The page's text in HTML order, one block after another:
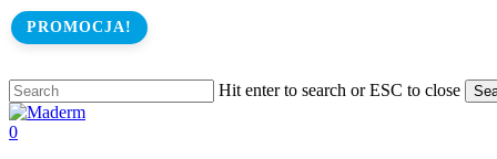
Skip
to
content
Hit enter to search or ESC to close
Close
Search
search
0
PROMOCJA!